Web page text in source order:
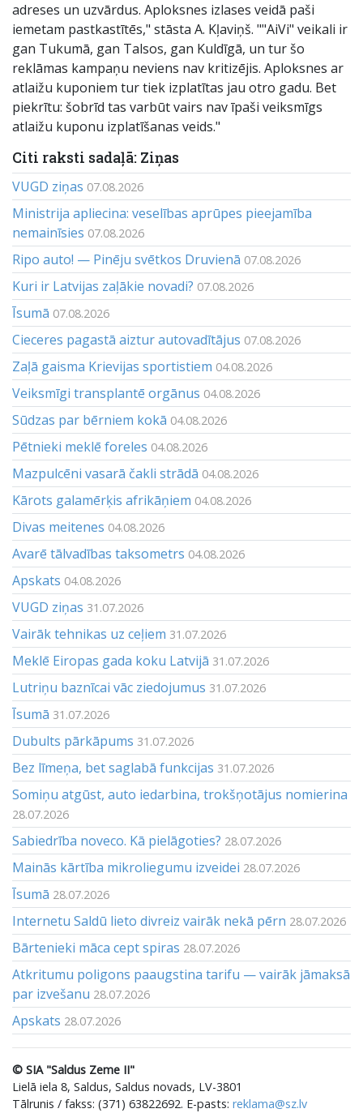
adreses un uzvārdus. Aploksnes izlases veidā paši
iemetam pastkastītēs," stāsta A. Kļaviņš. ""AiVi" veikali ir
gan Tukumā, gan Talsos, gan Kuldīgā, un tur šo
reklāmas kampaņu neviens nav kritizējis. Aploksnes ar
atlaižu kuponiem tur tiek izplatītas jau otro gadu. Bet
piekrītu: šobrīd tas varbūt vairs nav īpaši veiksmīgs
atlaižu kuponu izplatīšanas veids."
Citi raksti sadaļā: Ziņas
VUGD ziņas 07.08.2026
Ministrija apliecina: veselības aprūpes pieejamība
nemainīsies 07.08.2026
Ripo auto! — Pinēju svētkos Druvienā 07.08.2026
Kuri ir Latvijas zaļākie novadi? 07.08.2026
Īsumā 07.08.2026
Cieceres pagastā aiztur autovadītājus 07.08.2026
Zaļā gaisma Krievijas sportistiem 04.08.2026
Veiksmīgi transplantē orgānus 04.08.2026
Sūdzas par bērniem kokā 04.08.2026
Pētnieki meklē foreles 04.08.2026
Mazpulcēni vasarā čakli strādā 04.08.2026
Kārots galamērķis afrikāņiem 04.08.2026
Divas meitenes 04.08.2026
Avarē tālvadības taksometrs 04.08.2026
Apskats 04.08.2026
VUGD ziņas 31.07.2026
Vairāk tehnikas uz ceļiem 31.07.2026
Meklē Eiropas gada koku Latvijā 31.07.2026
Lutriņu baznīcai vāc ziedojumus 31.07.2026
Īsumā 31.07.2026
Dubults pārkāpums 31.07.2026
Bez līmeņa, bet saglabā funkcijas 31.07.2026
Somiņu atgūst, auto iedarbina, trokšņotājus nomierina
28.07.2026
Sabiedrība noveco. Kā pielāgoties? 28.07.2026
Mainās kārtība mikroliegumu izveidei 28.07.2026
Īsumā 28.07.2026
Internetu Saldū lieto divreiz vairāk nekā pērn 28.07.2026
Bārtenieki māca cept spiras 28.07.2026
Atkritumu poligons paaugstina tarifu — vairāk jāmaksā
par izvešanu 28.07.2026
Apskats 28.07.2026
© SIA "Saldus Zeme II"
Lielā iela 8, Saldus, Saldus novads, LV-3801
Tālrunis / fakss: (371) 63822692. E-pasts: reklama@sz.lv